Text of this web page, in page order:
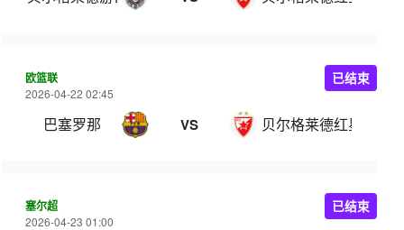
欧篮联
2026-04-22 02:45
巴塞罗那 VS 贝尔格莱德红星
已结束
塞尔超
2026-04-23 01:00
已结束